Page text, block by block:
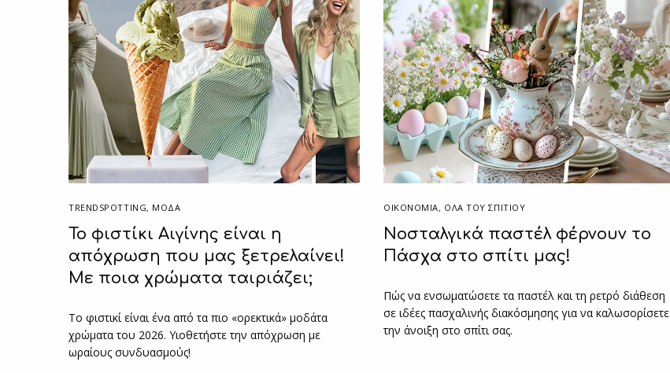
TRENDSPOTTING, ΜΟΔΑ
Το φιστίκι Αιγίνης είναι η
απόχρωση που μας ξετρελαίνει!
Με ποια χρώματα ταιριάζει;
Το φιστικί είναι ένα από τα πιο «ορεκτικά» μοδάτα
χρώματα του 2026. Υιοθετήστε την απόχρωση με
ωραίους συνδυασμούς!
ΟΙΚΟΝΟΜΙΑ, ΌΛΑ ΤΟΥ ΣΠΙΤΙΟΥ
Νοσταλγικά παστέλ φέρνουν το
Πάσχα στο σπίτι μας!
Πώς να ενσωματώσετε τα παστέλ και τη ρετρό διάθεση
σε ιδέες πασχαλινής διακόσμησης για να καλωσορίσετε
την άνοιξη στο σπίτι σας.